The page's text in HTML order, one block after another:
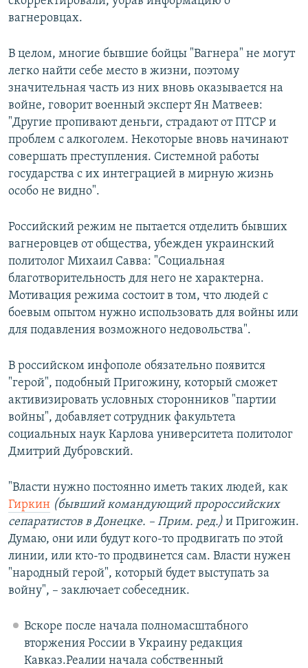
вагнеровцах.
В целом, многие бывшие бойцы "Вагнера" не могут
легко найти себе место в жизни, поэтому
значительная часть из них вновь оказывается на
войне, говорит военный эксперт Ян Матвеев:
"Другие пропивают деньги, страдают от ПТСР и
проблем с алкоголем. Некоторые вновь начинают
совершать преступления. Системной работы
государства с их интеграцией в мирную жизнь
особо не видно".
Российский режим не пытается отделить бывших
вагнеровцев от общества, убежден украинский
политолог Михаил Савва: "Социальная
благотворительность для него не характерна.
Мотивация режима состоит в том, что людей с
боевым опытом нужно использовать для войны или
для подавления возможного недовольства".
В российском инфополе обязательно появится
"герой", подобный Пригожину, который сможет
активизировать условных сторонников "партии
войны", добавляет сотрудник факультета
социальных наук Карлова университета политолог
Дмитрий Дубровский.
"Власти нужно постоянно иметь таких людей, как
Гиркин (бывший командующий пророссийских
сепаратистов в Донецке. – Прим. ред.) и Пригожин.
Думаю, они или будут кого-то продвигать по этой
линии, или кто-то продвинется сам. Власти нужен
"народный герой", который будет выступать за
войну", – заключает собеседник.
Вскоре после начала полномасштабного
вторжения России в Украину редакция
Кавказ.Реалии начала собственный